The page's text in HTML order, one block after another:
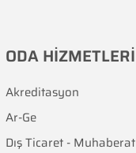
ODA HİZMETLERİ
Akreditasyon
Ar-Ge
Dış Ticaret - Muhaberat